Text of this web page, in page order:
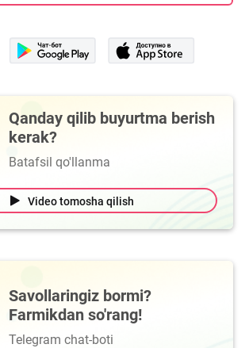
Qanday qilib buyurtma berish
kerak?
Batafsil qo'llanma
Video tomosha qilish
Savollaringiz bormi?
Farmikdan so'rang!
Telegram chat-boti